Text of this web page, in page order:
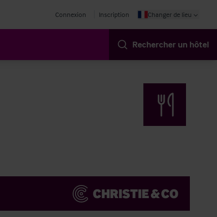
Connexion Inscription Changer de lieu
Rechercher un hôtel